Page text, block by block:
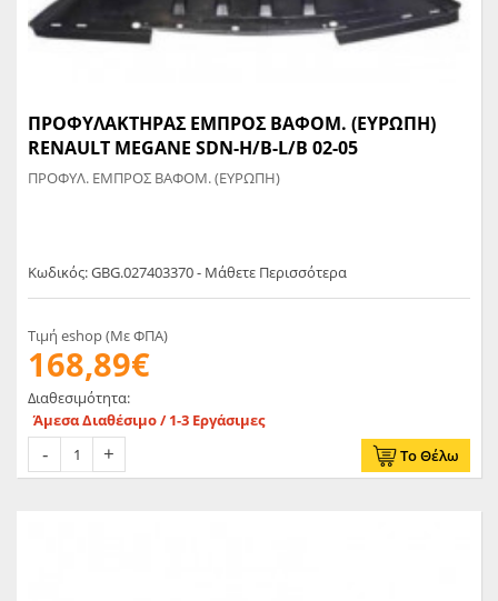
ΠΡΟΦΥΛΑΚΤΗΡΑΣ ΕΜΠΡΟΣ ΒΑΦΟΜ. (ΕΥΡΩΠΗ)
RENAULT MEGANE SDN-H/B-L/B 02-05
ΠΡΟΦΥΛ. ΕΜΠΡΟΣ ΒΑΦΟΜ. (ΕΥΡΩΠΗ)
Κωδικός: GBG.027403370 - Μάθετε Περισσότερα
Τιμή eshop (Με ΦΠΑ)
168,89€
Διαθεσιμότητα:
Άμεσα Διαθέσιμο / 1-3 Εργάσιμες
Το Θέλω